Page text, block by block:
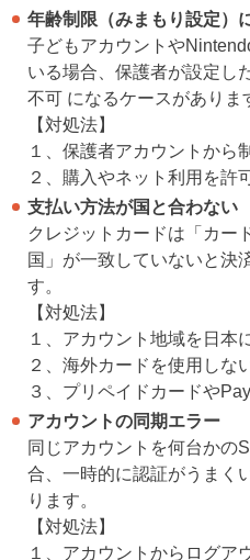
年齢制限（みまもり設定）
子どもアカウントや
いる場合、保護者が設定し
不可 になるケースがありま
【対処法】
１、保護者アカウントから
２、購入やネット利用を許
支払い方法が国と合わない
クレジットカードは「カー
国」が一致していないと決
す。
【対処法】
１、アカウント地域を日本
２、海外カードを使用しな
３、プリペイドカードや
アカウントの同期エラー
同じアカウントを何台かの
合、一時的に認証がうまく
ります。
【対処法】
１、アカウントからログア